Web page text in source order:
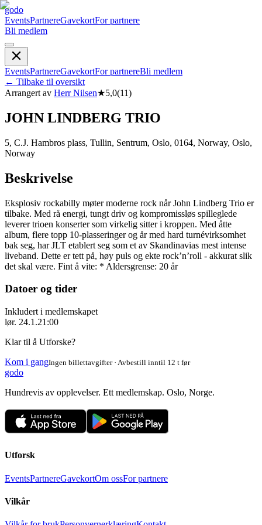
godo
EventsPartnereGavekortFor partnere
Bli medlem
EventsPartnereGavekortFor partnereBli medlem
← Tilbake til oversikt
Arrangert av Herr Nilsen★5,0(11)
JOHN LINDBERG TRIO
5, C.J. Hambros plass, Tullin, Sentrum, Oslo, 0164, Norway, Oslo,
Norway
Beskrivelse
Eksplosiv rockabilly møter moderne rock når John Lindberg Trio er
tilbake. Med rå energi, tungt driv og kompromissløs spilleglede
leverer trioen konserter som virkelig sitter i kroppen. Med åtte
album, flere topp 10-plasseringer og år med hard turnévirksomhet
bak seg, har JLT etablert seg som et av Skandinavias mest intense
liveband. Dette er tett på, høy puls og ekte rock’n’roll - akkurat slik
det skal være. Fint å vite: * Aldersgrense: 20 år
Datoer og tider
Inkludert i medlemskapet
lør. 24.1.21:00
Klar til å Utforske?
Kom i gangIngen billettavgifter · Avbestill inntil 12 t før
godo
Hundrevis av opplevelser. Ett medlemskap. Oslo, Norge.
Utforsk
EventsPartnereGavekortOm ossFor partnere
Vilkår